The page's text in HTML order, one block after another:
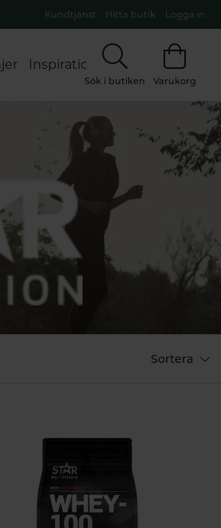
Kundtjänst Hitta butik Logga in
Inspiration
Sök i butiken Varukorg
Biomed Bioregena
Sortera